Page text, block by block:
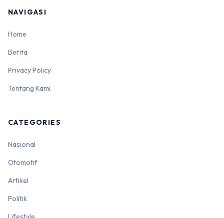
NAVIGASI
Home
Berita
Privacy Policy
Tentang Kami
CATEGORIES
Nasional
Otomotif
Artikel
Politik